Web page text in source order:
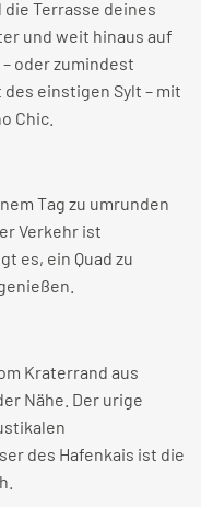
Terrasse deines
und weit hinaus auf
oder zumindest
einstigen Sylt – mit
Chic.
Tag zu umrunden
Verkehr ist
es, ein Quad zu
Kraterrand aus
Nähe. Der urige
des Hafenkais ist die